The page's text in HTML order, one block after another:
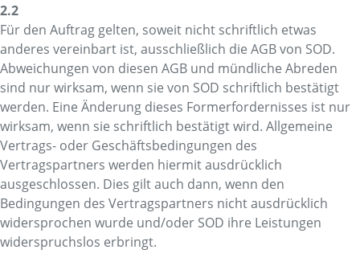
2.2
Für den Auftrag gelten, soweit nicht schriftlich etwas
anderes vereinbart ist, ausschließlich die AGB von SOD.
Abweichungen von diesen AGB und mündliche Abreden
sind nur wirksam, wenn sie von SOD schriftlich bestätigt
werden. Eine Änderung dieses Formerfordernisses ist nur
wirksam, wenn sie schriftlich bestätigt wird. Allgemeine
Vertrags- oder Geschäftsbedingungen des
Vertragspartners werden hiermit ausdrücklich
ausgeschlossen. Dies gilt auch dann, wenn den
Bedingungen des Vertragspartners nicht ausdrücklich
widersprochen wurde und/oder SOD ihre Leistungen
widerspruchslos erbringt.